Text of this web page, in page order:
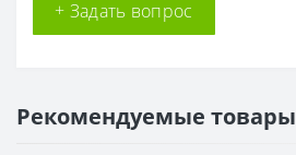
+ Задать вопрос
Рекомендуемые товары